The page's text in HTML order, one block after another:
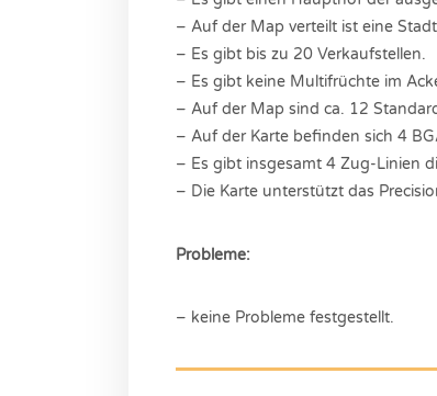
– Auf der Map verteilt ist eine
– Es gibt bis zu 20 Verkaufstellen.
– Es gibt keine Multifrüchte im
– Auf der Map sind ca. 12
– Auf der Karte befinden sich 4
– Es gibt insgesamt 4 Zug-Linien
– Die Karte unterstützt das
Probleme:
– keine Probleme festgestellt.